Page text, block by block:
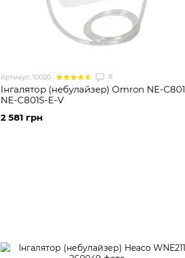
Артикул: 10020 8
Інгалятор (небулайзер) Omron NE-C801
NE-C801S-E-V
2 581 грн